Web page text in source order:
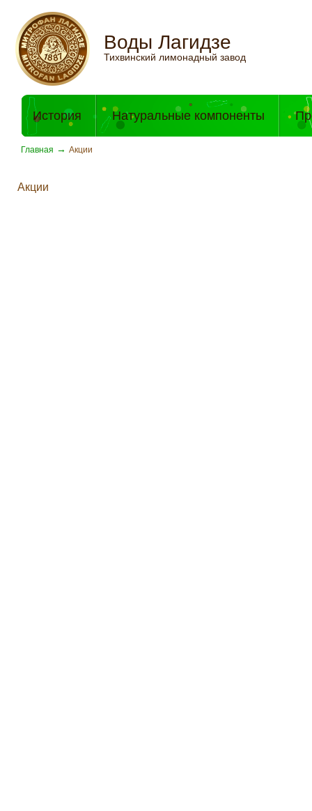
Воды Лагидзе
Тихвинский лимонадный завод
История Натуральные компоненты
Главная → Акции
Акции